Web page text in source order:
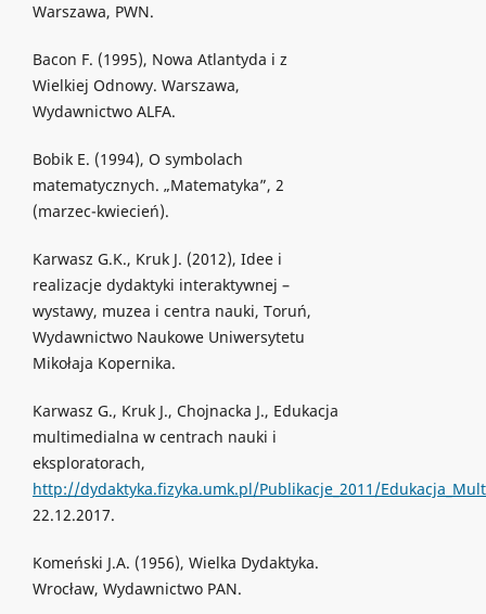
Warszawa, PWN.
Bacon F. (1995), Nowa Atlantyda i z
Wielkiej Odnowy. Warszawa,
Wydawnictwo ALFA.
Bobik E. (1994), O symbolach
matematycznych. „Matematyka”, 2
(marzec-kwiecień).
Karwasz G.K., Kruk J. (2012), Idee i
realizacje dydaktyki interaktywnej –
wystawy, muzea i centra nauki, Toruń,
Wydawnictwo Naukowe Uniwersytetu
Mikołaja Kopernika.
Karwasz G., Kruk J., Chojnacka J., Edukacja
multimedialna w centrach nauki i
eksploratorach,
http://dydaktyka.fizyka.umk.pl/Publikacje_2011/
22.12.2017.
Komeński J.A. (1956), Wielka Dydaktyka.
Wrocław, Wydawnictwo PAN.